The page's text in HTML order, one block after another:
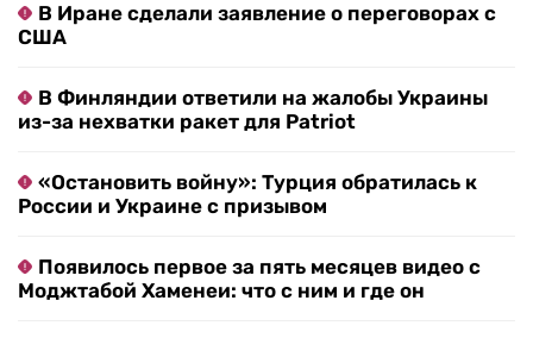
В Иране сделали заявление о переговорах с
США
В Финляндии ответили на жалобы Украины
из-за нехватки ракет для Patriot
«Остановить войну»: Турция обратилась к
России и Украине с призывом
Появилось первое за пять месяцев видео с
Моджтабой Хаменеи: что с ним и где он